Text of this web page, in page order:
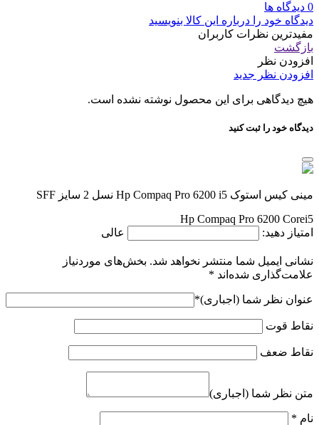
0 دیدگاه ها
دیدگاه خود را درباره این کالا بنویسید
مفیدترین نظرات کاربران
بازگشت
افزودن نظر
افزودن نظر جدید
هیچ دیدگاهی برای این محصول نوشته نشده است.
دیدگاه خود را ثبت کنید
مینی کیس استوک Hp Compaq Pro 6200 i5 نسل 2 سایز SFF
Hp Compaq Pro 6200 Corei5
امتیاز دهید:
عالی
نشانی ایمیل شما منتشر نخواهد شد. بخش‌های موردنیاز
علامت‌گذاری شده‌اند *
عنوان نظر شما (اجباری)*
نقاط قوت
نقاط ضعف
متن نظر شما (اجباری)
نام *